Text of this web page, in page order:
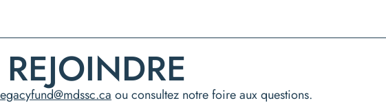
ou consultez notre foire aux questions.